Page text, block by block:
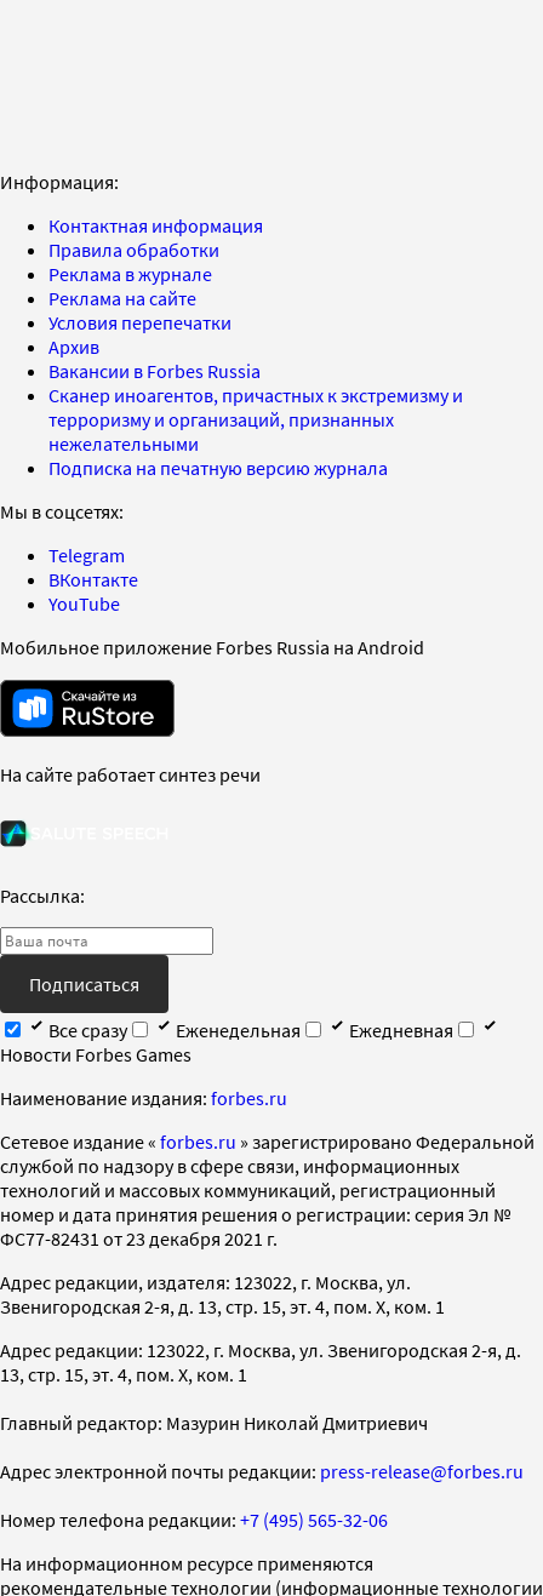
Информация:
Контактная информация
Правила обработки
Реклама в журнале
Реклама на сайте
Условия перепечатки
Архив
Вакансии в Forbes Russia
Сканер иноагентов, причастных к экстремизму и
терроризму и организаций, признанных
нежелательными
Подписка на печатную версию журнала
Мы в соцсетях:
Telegram
ВКонтакте
YouTube
Мобильное приложение Forbes Russia на Android
На сайте работает синтез речи
Рассылка:
Подписаться
Все сразу
Еженедельная
Ежедневная
Новости Forbes Games
Наименование издания: forbes.ru
Cетевое издание « forbes.ru » зарегистрировано Федеральной
службой по надзору в сфере связи, информационных
технологий и массовых коммуникаций, регистрационный
номер и дата принятия решения о регистрации: серия Эл №
ФС77-82431 от 23 декабря 2021 г.
Адрес редакции, издателя: 123022, г. Москва, ул.
Звенигородская 2-я, д. 13, стр. 15, эт. 4, пом. X, ком. 1
Адрес редакции: 123022, г. Москва, ул. Звенигородская 2-я, д.
13, стр. 15, эт. 4, пом. X, ком. 1
Главный редактор: Мазурин Николай Дмитриевич
Адрес электронной почты редакции: press-release@forbes.ru
Номер телефона редакции: +7 (495) 565-32-06
На информационном ресурсе применяются
рекомендательные технологии (информационные технологии